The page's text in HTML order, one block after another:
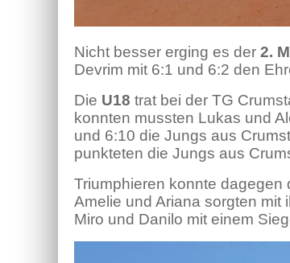
Nicht besser erging es der 2.
Devrim mit 6:1 und 6:2 den
Die U18 trat bei der TG
konnten mussten Lukas und
und 6:10 die Jungs aus
punkteten die Jungs aus
Triumphieren konnte dagegen
Amelie und Ariana sorgten
Miro und Danilo mit einem